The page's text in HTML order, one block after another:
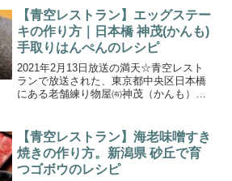
情報の詳細をまとめましたので、ぜひ参
考にしてみてくだ...
【青空レストラン】エッグステー
キの作り方｜日本橋 神茂(かんも)
手取りはんぺんのレシピ
2021年2月13日放送の満天☆青空レスト
ランで放送された、東京都中央区日本橋
にある老舗練り物屋㈲神茂（かんも）の
材は、江戸時代より伝わる伝統製法で作
られるふわふわ食感の...
【青空レストラン】海老味噌すき
焼きの作り方。新潟県 砂丘で育
つゴボウのレシピ